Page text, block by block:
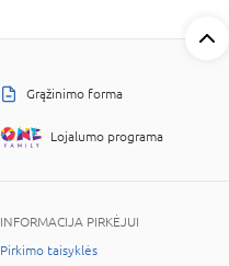
Grąžinimo forma
Lojalumo programa
INFORMACIJA PIRKĖJUI
Pirkimo taisyklės